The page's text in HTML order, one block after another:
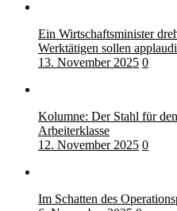
Ein Wirtschaftsminister
Werktätigen sollen
13. November 2025 0
Kolumne: Der Stahl für
Arbeiterklasse
12. November 2025 0
Im Schatten des